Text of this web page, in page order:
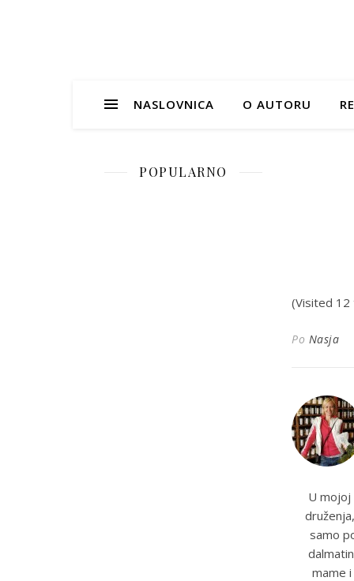
NASLOVNICA O AUTORU
POPULARNO
(Visited
Po Nasja
U mojoj
samo
mame